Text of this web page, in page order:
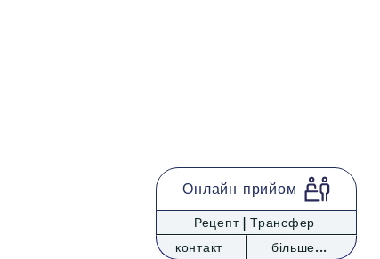
Рецепт | Трансфер
Онлайн прийом
контакт більше...